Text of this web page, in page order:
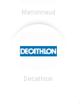
Marionnaud
Decathlon